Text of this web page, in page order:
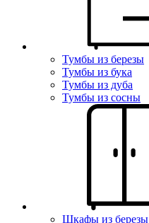
Тумбы из березы
Тумбы из бука
Тумбы из дуба
Тумбы из сосны
Шкафы из березы